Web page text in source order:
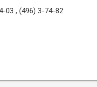
03 , (496) 3-74-82